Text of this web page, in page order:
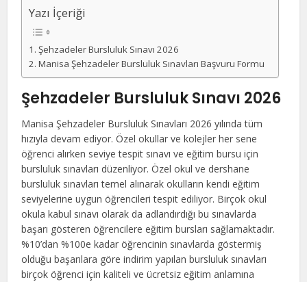
Yazı İçeriği
Şehzadeler Bursluluk Sınavı 2026
Manisa Şehzadeler Bursluluk Sınavları Başvuru Formu
Şehzadeler Bursluluk Sınavı 2026
Manisa Şehzadeler Bursluluk Sınavları 2026 yılında tüm
hızıyla devam ediyor. Özel okullar ve kolejler her sene
öğrenci alırken seviye tespit sınavı ve eğitim bursu için
bursluluk sınavları düzenliyor. Özel okul ve dershane
bursluluk sınavları temel alınarak okulların kendi eğitim
seviyelerine uygun öğrencileri tespit ediliyor. Birçok okul
okula kabul sınavı olarak da adlandırdığı bu sınavlarda
başarı gösteren öğrencilere eğitim bursları sağlamaktadır.
%10’dan %100e kadar öğrencinin sınavlarda göstermiş
olduğu başarılara göre indirim yapılan bursluluk sınavları
birçok öğrenci için kaliteli ve ücretsiz eğitim anlamına